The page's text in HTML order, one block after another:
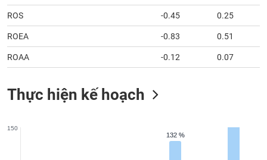
ROS -0.45 0.25
ROEA -0.83 0.51
ROAA -0.12 0.07
Thực hiện kế hoạch
132 %
132 %
150